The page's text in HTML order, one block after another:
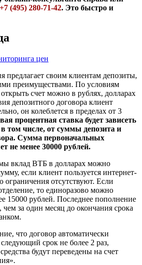
+7 (495) 280-71-42. Это быстро и
предлагает своим клиентам депозиты,
преимуществами. По условиям
счет можно в рублях, долларах
депозитного договора клиент
он колеблется в пределах от 3
процентная ставка будет зависеть
том числе, от суммы депозита и
Сумма первоначальных
не менее 30000 рублей.
вклад ВТБ в долларах можно
если клиент пользуется интернет-
ограничения отсутствуют. Если
то единоразово можно
15000 рублей. Последнее пополнение
чем за один месяц до окончания срока
что договор автоматически
следующий срок не более 2 раз,
будут переведены на счет